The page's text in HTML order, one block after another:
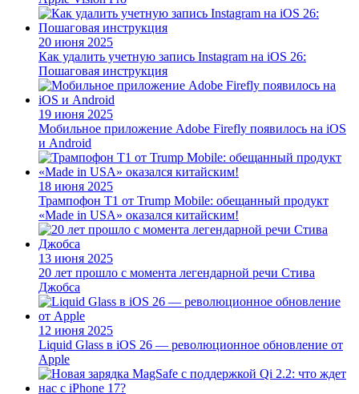
20 июня 2025
Как удалить учетную запись Instagram на iOS 26:
Пошаговая инструкция
19 июня 2025
Мобильное приложение Adobe Firefly появилось на iOS
и Android
18 июня 2025
Трампофон T1 от Trump Mobile: обещанный продукт
«Made in USA» оказался китайским!
13 июня 2025
20 лет прошло с момента легендарной речи Стива
Джобса
12 июня 2025
Liquid Glass в iOS 26 — революционное обновление от
Apple